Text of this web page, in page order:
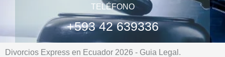
TELÉFONO
+593 42 639336
Divorcios Express en Ecuador 2026 - Guia Legal.